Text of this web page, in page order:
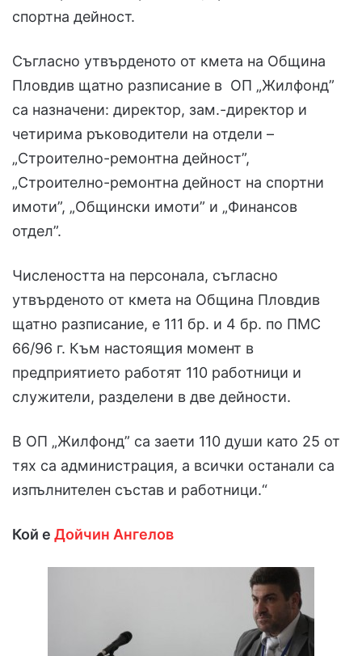
спортна дейност.
Съгласно утвърденото от кмета на Община
Пловдив щатно разписание в ОП „Жилфонд”
са назначени: директор, зам.-директор и
четирима ръководители на отдели –
„Строително-ремонтна дейност”,
„Строително-ремонтна дейност на спортни
имоти”, „Общински имоти” и „Финансов
отдел”.
Числеността на персонала, съгласно
утвърденото от кмета на Община Пловдив
щатно разписание, е 111 бр. и 4 бр. по ПМС
66/96 г. Към настоящия момент в
предприятието работят 110 работници и
служители, разделени в две дейности.
В ОП „Жилфонд” са заети 110 души като 25 от
тях са администрация, а всички останали са
изпълнителен състав и работници.“
Кой е Дойчин Ангелов